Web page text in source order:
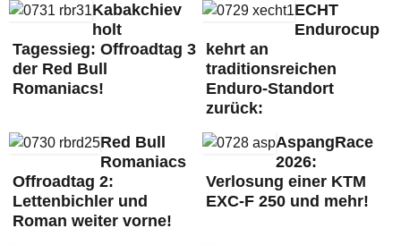
Kabakchiev
holt
Tagessieg: Offroadtag 3
der Red Bull
Romaniacs!
ECHT
Endurocup
kehrt an
traditionsreichen
Enduro-Standort
zurück:
Red Bull
Romaniacs
Offroadtag 2:
Lettenbichler und
Roman weiter vorne!
AspangRace
2026:
Verlosung einer KTM
EXC-F 250 und mehr!